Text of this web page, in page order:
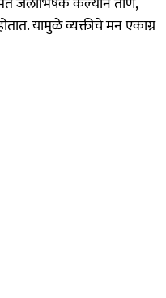
यामुळे व्यक्तीचे मन एकाग्र